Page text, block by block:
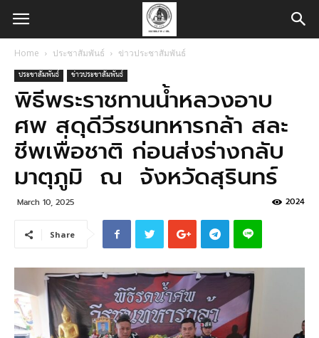
Home ประชาสัมพันธ์ ข่าวประชาสัมพันธ์
ประชาสัมพันธ์ ข่าวประชาสัมพันธ์
พิธีพระราชทานน้ำหลวงอาบ
ศพ สดุดีวีรชนทหารกล้า สละ
ชีพเพื่อชาติ ก่อนส่งร่างกลับ
มาตุภูมิ ณ จังหวัดสุรินทร์
March 10, 2025 2024
Share